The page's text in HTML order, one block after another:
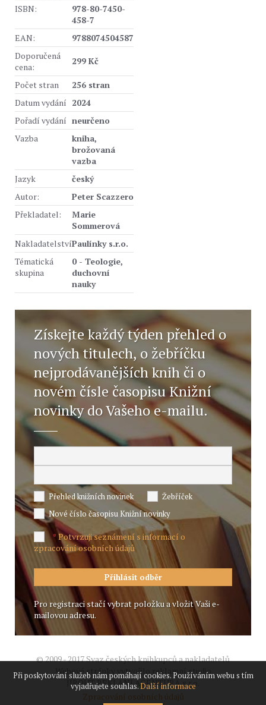
ISBN:
978-80-7450-
458-7
EAN:
9788074504587
Doporučená
cena:
299 Kč
Počet stran
256 stran
Datum vydání 2024
Pořadí vydání neurčeno
Vazba
kniha,
brožovaná
vazba
Jazyk
český
Autor:
Peter Scazzero
Překladatel:
Marie
Sommerová
NakladatelstvíPaulínky s.r.o.
Tématická
skupina
0 - Teologie,
duchovní
nauky
Získejte každý týden přehled o
nových titulech, o žebříčku
nejprodávanějších knih či o
novém čísle časopisu Knižní
novinky do Vašeho e-mailu.
Přehled knižních novinek
Žebříček
Nové číslo časopisu Knižní novinky
*Potvrzuji seznámení s informací o
zpracování osobních údajů
Pro registraci stačí vybrat položku a vložit Vaši e-
mailovou adresu.
© 2009 - 2017 Svaz českých knihkupců a nakladatelů
Webové stránky vytvořilo reklamní studio
JIROUT REKLANÍ AGENTURA s.r.o.
Zpracování osobních údajů
Při poskytování služeb nám pomáhají cookies. Používáním webu s tím
vyjadřujete souhlas.Další informace